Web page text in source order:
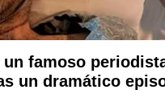
famoso
un dramático